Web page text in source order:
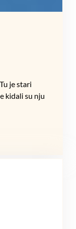
je stari
kidali su nju